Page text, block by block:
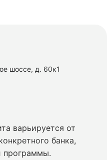
шоссе, д. 60к1
варьируется от
банка,
программы.